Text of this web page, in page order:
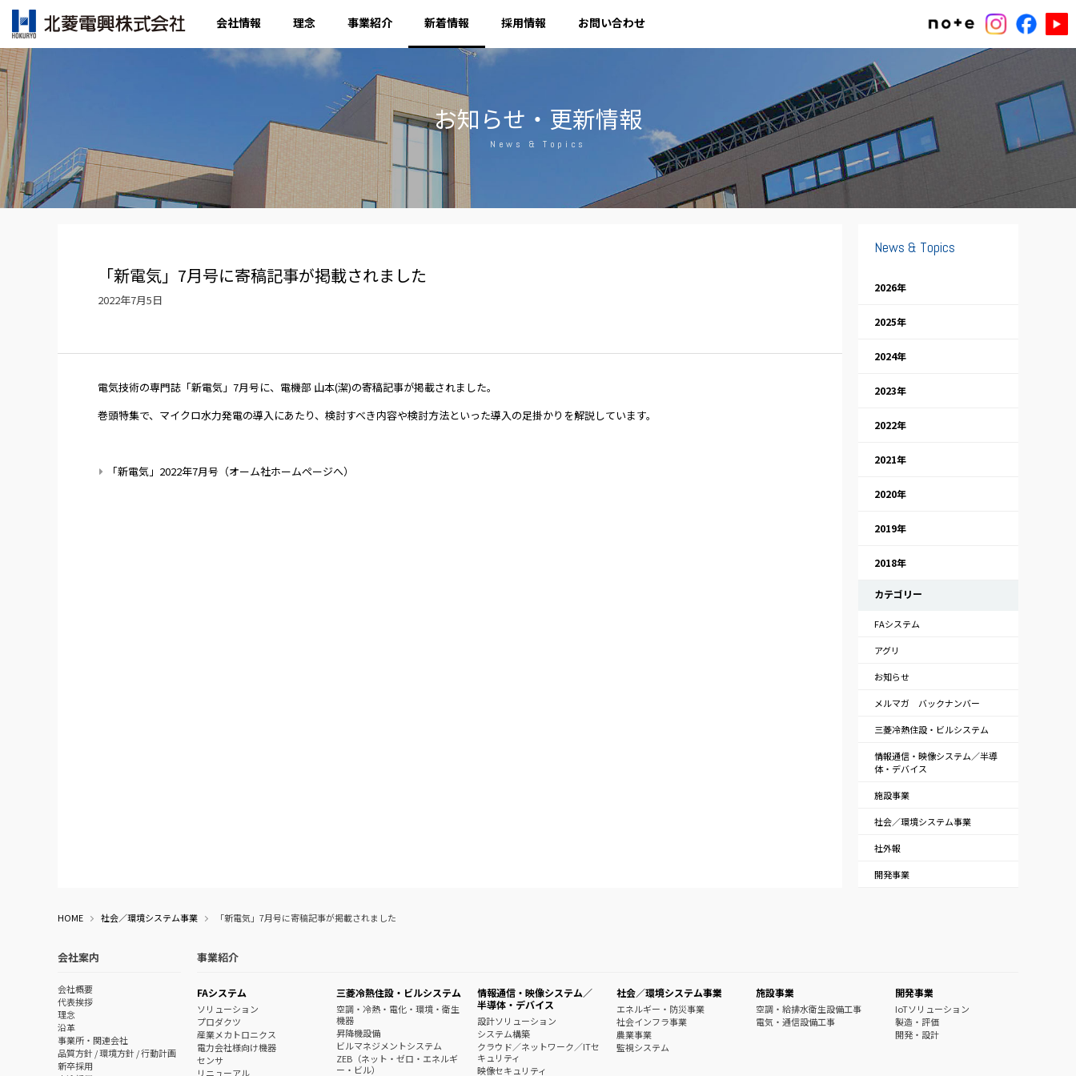
会社情報 理念 事業紹介 新着情報 採用情報 お問い合わせ
お知らせ・更新情報
News & Topics
「新電気」7月号に寄稿記事が掲載されました
2022年7月5日
電気技術の専門誌「新電気」7月号に、電機部 山本(潔)の寄稿記事が掲載されました。
巻頭特集で、マイクロ水力発電の導入にあたり、検討すべき内容や検討方法といった導入の足掛かりを解説しています。
「新電気」2022年7月号（オーム社ホームページへ）
News & Topics
2026年
2025年
2024年
2023年
2022年
2021年
2020年
2019年
2018年
カテゴリー
FAシステム
アグリ
お知らせ
メルマガ バックナンバー
三菱冷熱住設・ビルシステム
情報通信・映像システム／半導
体・デバイス
施設事業
社会／環境システム事業
社外報
開発事業
HOME 社会／環境システム事業 「新電気」7月号に寄稿記事が掲載されました
会社案内
会社概要
代表挨拶
理念
沿革
事業所・関連会社
品質方針 / 環境方針 / 行動計画
新卒採用
事業紹介
FAシステム
ソリューション
プロダクツ
産業メカトロニクス
電力会社様向け機器
センサ
リニューアル
三菱冷熱住設・ビルシステム
空調・冷熱・電化・環境・衛生
機器
昇降機設備
ビルマネジメントシステム
ZEB（ネット・ゼロ・エネルギ
ー・ビル）
情報通信・映像システム／
半導体・デバイス
設計ソリューション
システム構築
クラウド／ネットワーク／ITセ
キュリティ
映像セキュリティ
社会／環境システム事業
エネルギー・防災事業
社会インフラ事業
農業事業
監視システム
施設事業
空調・給排水衛生設備工事
電気・通信設備工事
開発事業
IoTソリューション
製造・評価
開発・設計